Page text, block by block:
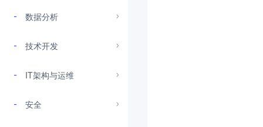
数据分析
技术开发
IT架构与运维
安全